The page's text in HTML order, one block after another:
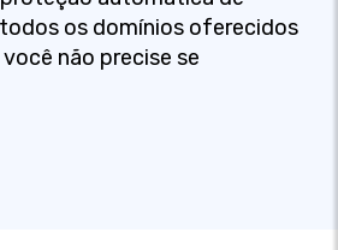
os domínios oferecidos
não precise se